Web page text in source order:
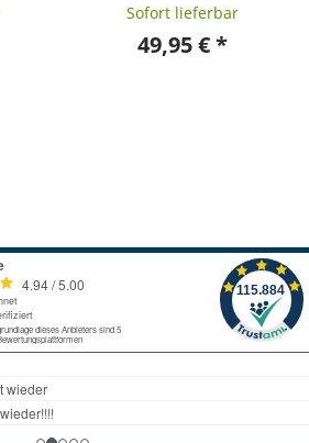
Sofort lieferbar
49,95 € *